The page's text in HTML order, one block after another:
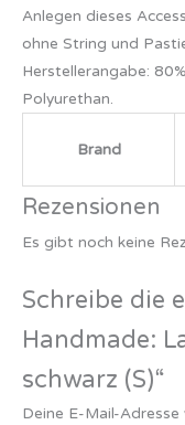
Anlegen dieses
ohne String und
Herstellerangabe:
Polyurethan.
Brand
Rezensionen
Es gibt noch keine
Schreibe die
Handmade:
schwarz (S)“
Deine E-Mail-